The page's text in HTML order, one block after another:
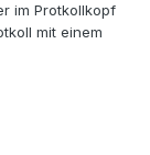
im Protkollkopf
mit einem